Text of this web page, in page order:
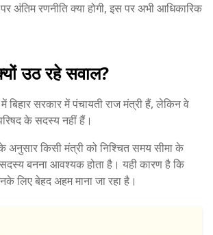
अंतिम रणनीति क्या होगी, इस पर अभी आधिकारिक
उठ रहे सवाल?
बिहार सरकार में पंचायती राज मंत्री हैं, लेकिन वे
के सदस्य नहीं हैं।
अनुसार किसी मंत्री को निश्चित समय सीमा के
बनना आवश्यक होता है। यही कारण है कि
लिए बेहद अहम माना जा रहा है।